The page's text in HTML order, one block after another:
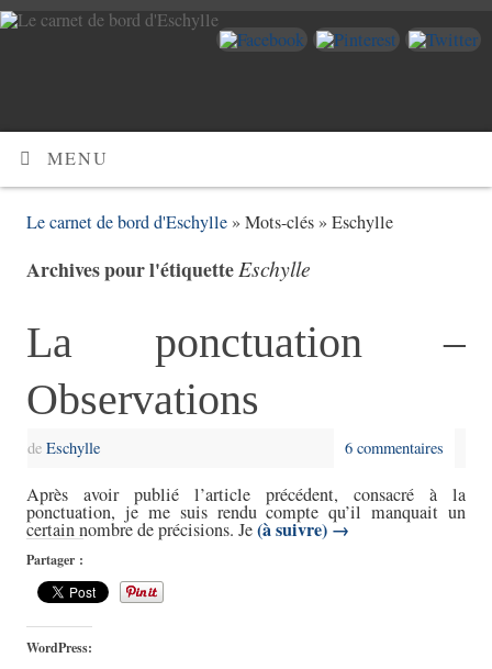
MENU
Le carnet de bord d'Eschylle » Mots-clés » Eschylle
Archives pour l'étiquetteEschylle
La ponctuation –
Observations
deEschylle 6 commentaires
Après avoir publié l’article précédent, consacré à la
ponctuation, je me suis rendu compte qu’il manquait un
certain nombre de précisions. Je(à suivre) →
Partager :
WordPress: